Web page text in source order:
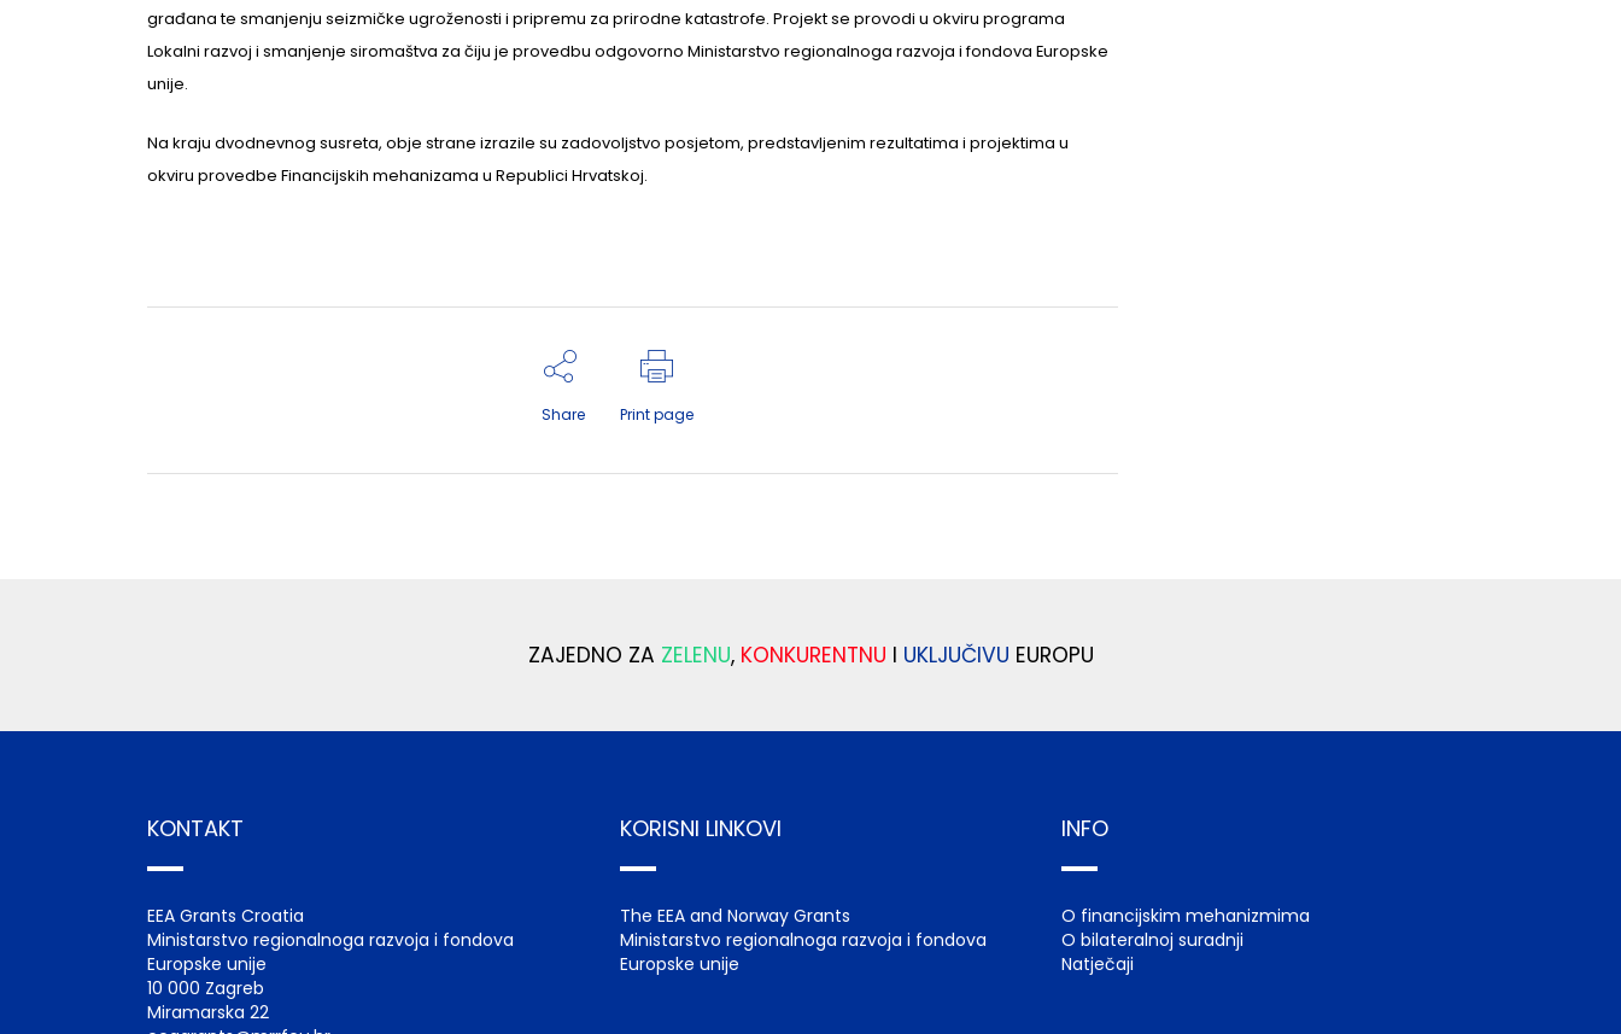
građana te smanjenju seizmičke ugroženosti i pripremu za prirodne katastrofe. Projekt se provodi u okviru programa
Lokalni razvoj i smanjenje siromaštva za čiju je provedbu odgovorno Ministarstvo regionalnoga razvoja i fondova Europske
unije.
Na kraju dvodnevnog susreta, obje strane izrazile su zadovoljstvo posjetom, predstavljenim rezultatima i projektima u
okviru provedbe Financijskih mehanizama u Republici Hrvatskoj.
Share Print page
ZAJEDNO ZA ZELENU, KONKURENTNU I UKLJUČIVU EUROPU
KONTAKT
EEA Grants Croatia
Ministarstvo regionalnoga razvoja i fondova
Europske unije
10 000 Zagreb
Miramarska 22
KORISNI LINKOVI
The EEA and Norway Grants
Ministarstvo regionalnoga razvoja i fondova
Europske unije
INFO
O financijskim mehanizmima
O bilateralnoj suradnji
Natječaji